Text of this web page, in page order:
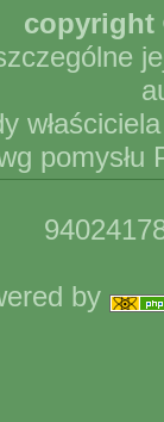
copyright
by